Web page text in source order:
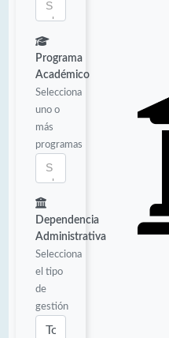
Programa
Académico
Selecciona
uno o
más
programas
Dependencia
Administrativa
Selecciona
el tipo
de
gestión